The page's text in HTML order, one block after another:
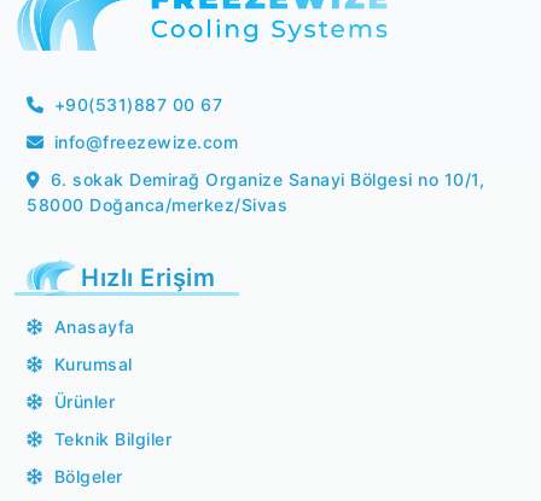
+90(531)887 00 67
info@freezewize.com
6. sokak Demirağ Organize Sanayi Bölgesi no 10/1,
58000 Doğanca/merkez/Sivas
Hızlı Erişim
Anasayfa
Kurumsal
Ürünler
Teknik Bilgiler
Bölgeler